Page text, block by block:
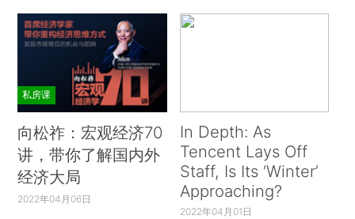
私房课
向松祚：宏观经济70
讲，带你了解国内外
经济大局
2022年04月06日
In Depth: As
Tencent Lays Off
Staff, Is Its ‘Winter’
Approaching?
2022年04月01日